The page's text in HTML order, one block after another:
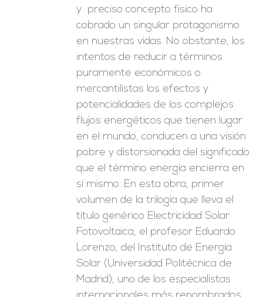
y preciso concepto físico ha
cobrado un singular protagonismo
en nuestras vidas. No obstante, los
intentos de reducir a términos
puramente económicos o
mercantilistas los efectos y
potencialidades de los complejos
flujos energéticos que tienen lugar
en el mundo, conducen a una visión
pobre y distorsionada del significado
que el término energía encierra en
sí mismo. En esta obra, primer
volumen de la trilogía que lleva el
título genérico Electricidad Solar
Fotovoltaica, el profesor Eduardo
Lorenzo, del Instituto de Energía
Solar (Universidad Politécnica de
Madrid), uno de los especialistas